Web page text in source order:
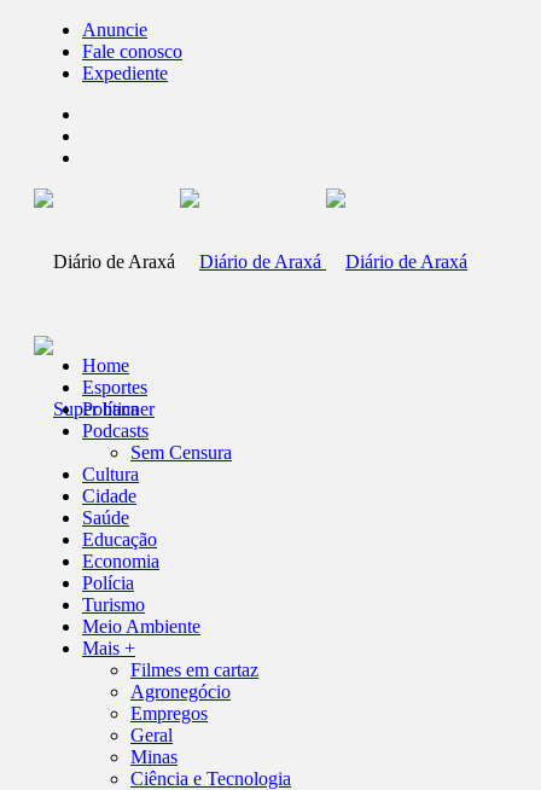
Anuncie
Fale conosco
Expediente
Home
Esportes
Política
Podcasts
Sem Censura
Cultura
Cidade
Saúde
Educação
Economia
Polícia
Turismo
Meio Ambiente
Mais +
Filmes em cartaz
Agronegócio
Empregos
Geral
Minas
Ciência e Tecnologia